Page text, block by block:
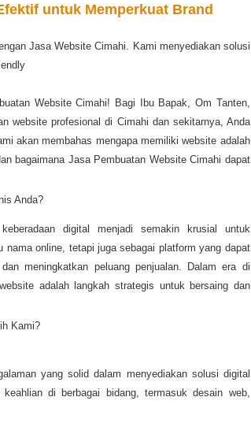
untuk Memperkuat Brand
Jasa Website Cimahi. Kami menyediakan solusi
Website Cimahi! Bagi Ibu Bapak, Om Tanten,
website profesional di Cimahi dan sekitarnya, Anda
akan membahas mengapa memiliki website adalah
bagaimana Jasa Pembuatan Website Cimahi dapat
Anda?
digital menjadi semakin krusial untuk
online, tetapi juga sebagai platform yang dapat
meningkatkan peluang penjualan. Dalam era di
adalah langkah strategis untuk bersaing dan
Kami?
yang solid dalam menyediakan solusi digital
di berbagai bidang, termasuk desain web,